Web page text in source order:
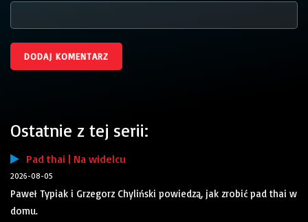
Ostatnie z tej serii:
Pad thai | Na widelcu
2026-08-05
Paweł Typiak i Grzegorz Chyliński powiedzą, jak zrobić pad thai w
domu.